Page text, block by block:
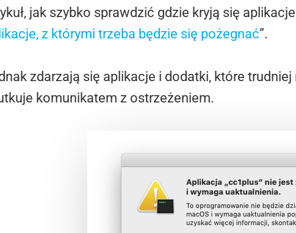
jak szybko sprawdzić gdzie kryją się aplikacje
z którymi trzeba będzie się pożegnać”.
zdarzają się aplikacje i dodatki, które
komunikatem z ostrzeżeniem.